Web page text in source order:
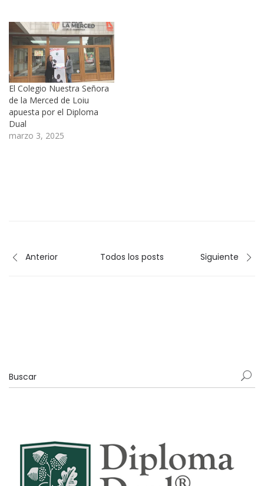
El Colegio Nuestra Señora
de la Merced de Loiu
apuesta por el Diploma
Dual
marzo 3, 2025
Anterior Todos los posts Siguiente